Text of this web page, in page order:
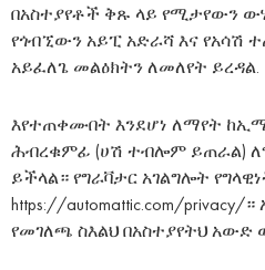
በአስተያየቶች ቅጹ ላይ የሚታየውን
የጎብኚውን አይፒ አድራሻ እና
አይፈለጌ መልዕክትን ለመለየት ይረዳል.
እየተጠቀሙበት እንደሆነ ለማየት
ሕብረቁምፊ (ሀሽ ተብሎም ይጠራል)
ይችላል። የግራቫታር አገልግሎት
https://automattic.com/privacy/
የመገለጫ ስእልህ በአስተያየትህ